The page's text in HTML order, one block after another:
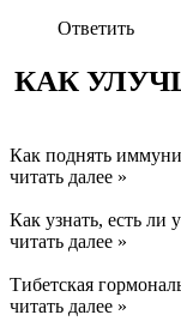
Ответить
КАК
Как поднять
читать далее »
Как узнать, есть ли
читать далее »
Тибетская
читать далее »